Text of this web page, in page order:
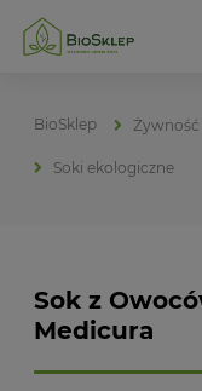
Żywność
Soki ekologiczne
Sok z
Medicura